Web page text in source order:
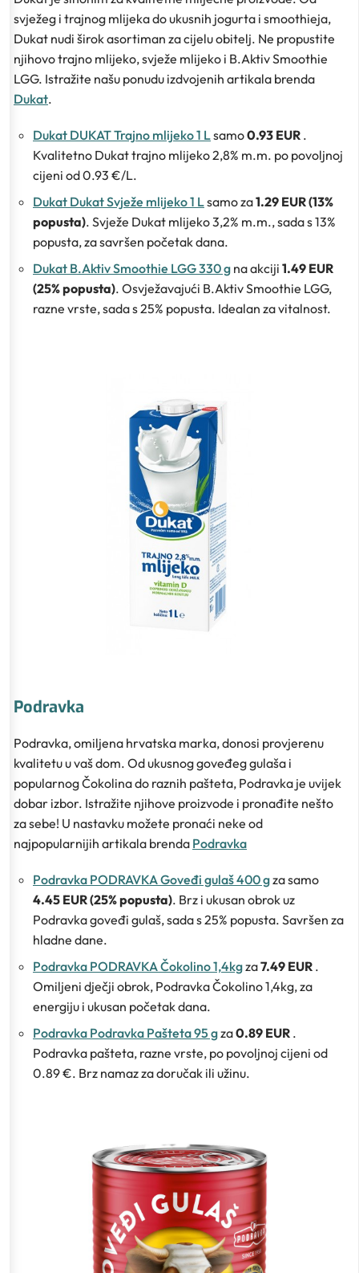
svježeg i trajnog mlijeka do ukusnih jogurta i smoothieja,
Dukat nudi širok asortiman za cijelu obitelj. Ne propustite
njihovo trajno mlijeko, svježe mlijeko i B.Aktiv Smoothie
LGG. Istražite našu ponudu izdvojenih artikala brenda
Dukat.
Dukat DUKAT Trajno mlijeko 1 Lsamo0.93 EUR .
Kvalitetno Dukat trajno mlijeko 2,8% m.m. po povoljnoj
cijeni od 0.93 €/L.
Dukat Dukat Svježe mlijeko 1 Lsamo za1.29 EUR (13%
popusta). Svježe Dukat mlijeko 3,2% m.m., sada s 13%
popusta, za savršen početak dana.
Dukat B.Aktiv Smoothie LGG 330 g na akciji 1.49 EUR
(25% popusta). Osvježavajući B.Aktiv Smoothie LGG,
razne vrste, sada s 25% popusta. Idealan za vitalnost.
Podravka
Podravka, omiljena hrvatska marka, donosi provjerenu
kvalitetu u vaš dom. Od ukusnog goveđeg gulaša i
popularnog Čokolina do raznih pašteta, Podravka je uvijek
dobar izbor. Istražite njihove proizvode i pronađite nešto
za sebe! U nastavku možete pronaći neke od
najpopularnijih artikala brenda Podravka
Podravka PODRAVKA Goveđi gulaš 400 gza samo
4.45 EUR (25% popusta). Brz i ukusan obrok uz
Podravka goveđi gulaš, sada s 25% popusta. Savršen za
hladne dane.
Podravka PODRAVKA Čokolino 1,4kgza7.49 EUR .
Omiljeni dječji obrok, Podravka Čokolino 1,4kg, za
energiju i ukusan početak dana.
Podravka Podravka Pašteta 95 gza0.89 EUR .
Podravka pašteta, razne vrste, po povoljnoj cijeni od
0.89 €. Brz namaz za doručak ili užinu.